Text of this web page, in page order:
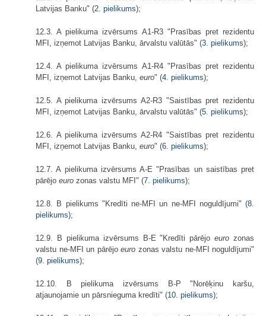
Latvijas Banku" (2. pielikums);
12.3. A pielikuma izvērsums A1-R3 "Prasības pret rezidentu
MFI, izņemot Latvijas Banku, ārvalstu valūtās" (3. pielikums);
12.4. A pielikuma izvērsums A1-R4 "Prasības pret rezidentu
MFI, izņemot Latvijas Banku, euro" (4. pielikums);
12.5. A pielikuma izvērsums A2-R3 "Saistības pret rezidentu
MFI, izņemot Latvijas Banku, ārvalstu valūtās" (5. pielikums);
12.6. A pielikuma izvērsums A2-R4 "Saistības pret rezidentu
MFI, izņemot Latvijas Banku, euro" (6. pielikums);
12.7. A pielikuma izvērsums A-E "Prasības un saistības pret
pārējo euro zonas valstu MFI" (7. pielikums);
12.8. B pielikums "Kredīti ne-MFI un ne-MFI noguldījumi" (8.
pielikums);
12.9. B pielikuma izvērsums B-E "Kredīti pārējoeuro zonas
valstu ne-MFI un pārējo euro zonas valstu ne-MFI noguldījumi"
(9. pielikums);
12.10. B pielikuma izvērsums B-P "Norēķinu karšu,
atjaunojamie un pārsnieguma kredīti" (10. pielikums);